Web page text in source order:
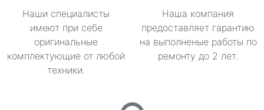
Наши специалисты
имеют при себе
оригинальные
комплектующие от любой
техники.
Наша компания
предоставляет гарантию
на выполненые работы по
ремонту до 2 лет.